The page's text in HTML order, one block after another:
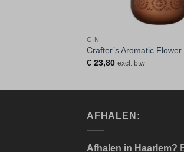
GIN
Crafter’s Aromatic
€23,80 excl. btw
AFHALEN:
Afhalen in Haarlem?